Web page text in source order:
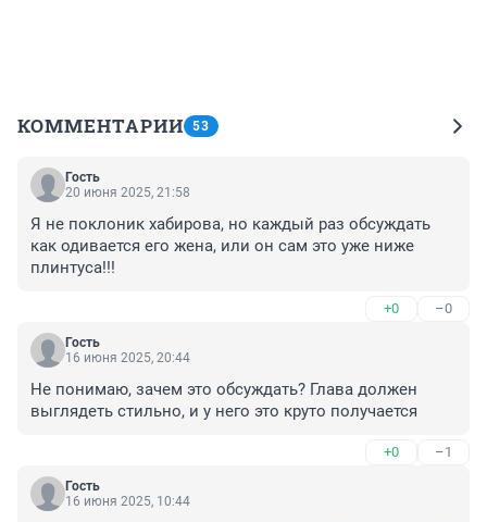
КОММЕНТАРИИ 53
Гость
20 июня 2025, 21:58
Я не поклоник хабирова, но каждый раз обсуждать
как одивается его жена, или он сам это уже ниже
плинтуса!!!
+0 –0
Гость
16 июня 2025, 20:44
Не понимаю, зачем это обсуждать? Глава должен
выглядеть стильно, и у него это круто получается
+0 –1
Гость
16 июня 2025, 10:44